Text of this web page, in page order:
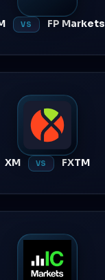
VS FP Markets
XM VS FXTM